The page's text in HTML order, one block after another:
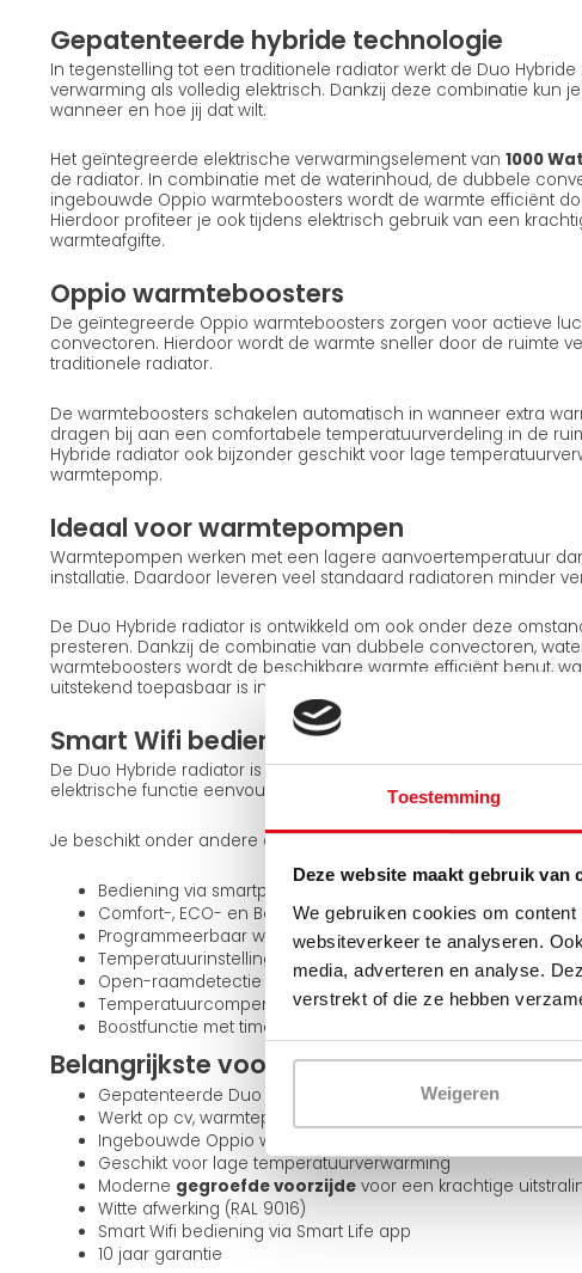
Toestemming
Deze website maakt gebruik van
We gebruiken cookies om
websiteverkeer te analyseren.
media, adverteren en analyse.
verstrekt of die ze hebben
Weigeren
Gepatenteerde hybride technologie
In tegenstelling tot een traditionele radiator werkt de Duo
verwarming als volledig elektrisch. Dankzij deze combinatie kun
wanneer en hoe jij dat wilt.
Het geïntegreerde elektrische verwarmingselement van 1000
de radiator. In combinatie met de waterinhoud, de dubbele
ingebouwde Oppio warmteboosters wordt de warmte efficiënt
Hierdoor profiteer je ook tijdens elektrisch gebruik van een
warmteafgifte.
Oppio warmteboosters
De geïntegreerde Oppio warmteboosters zorgen voor actieve
convectoren. Hierdoor wordt de warmte sneller door de ruimte
traditionele radiator.
De warmteboosters schakelen automatisch in wanneer extra
dragen bij aan een comfortabele temperatuurverdeling in de
Hybride radiator ook bijzonder geschikt voor lage
warmtepomp.
Ideaal voor warmtepompen
Warmtepompen werken met een lagere aanvoertemperatuur
installatie. Daardoor leveren veel standaard radiatoren minder
De Duo Hybride radiator is ontwikkeld om ook onder deze
presteren. Dankzij de combinatie van dubbele convectoren,
warmteboosters wordt de beschikbare warmte efficiënt benut,
uitstekend toepasbaar is in combinatie met een warmtepomp.
Smart Wifi bediening
De Duo Hybride radiator is voorzien van een slimme wifi-
elektrische functie eenvoudig bedient via de Smart Life app.
Je beschikt onder andere over:
Bediening via smartphone of tablet
Comfort-, ECO- en Boost-modus
Programmeerbaar weekprogramma
Temperatuurinstelling van 7°C tot 30°C
Open-raamdetectie
Temperatuurcompensatie
Boostfunctie met timer (1 tot 9 uur)
Belangrijkste voordelen
Gepatenteerde Duo Hybride technologie
Werkt op cv, warmtepomp, stadsverwarming én elektrisch
Ingebouwde Oppio warmteboosters voor actieve
Geschikt voor lage temperatuurverwarming
Moderne gegroefde voorzijde voor een krachtige
Witte afwerking (RAL 9016)
Smart Wifi bediening via Smart Life app
10 jaar garantie